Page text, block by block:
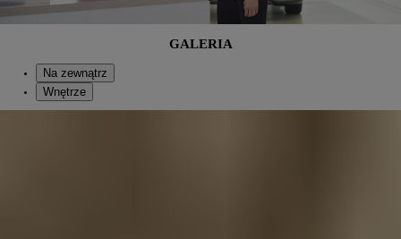
GALERIA
Na zewnątrz
Wnętrze